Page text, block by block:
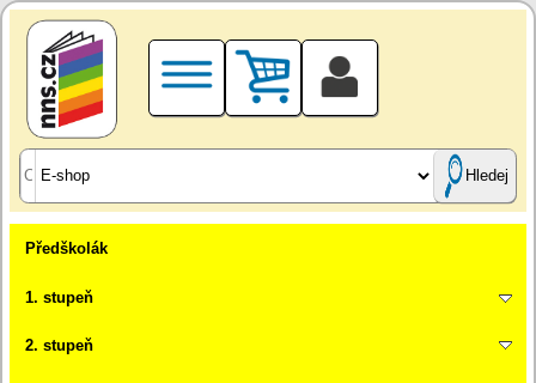
Hledej
Předškolák
1. stupeň
2. stupeň